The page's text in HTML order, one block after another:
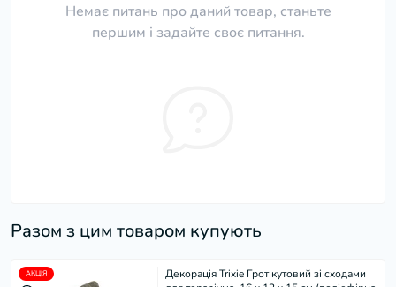
Немає питань про даний товар, станьте
першим і задайте своє питання.
Разом з цим товаром купують
АКЦІЯ
Декорація Trixie Грот кутовий зі сходами